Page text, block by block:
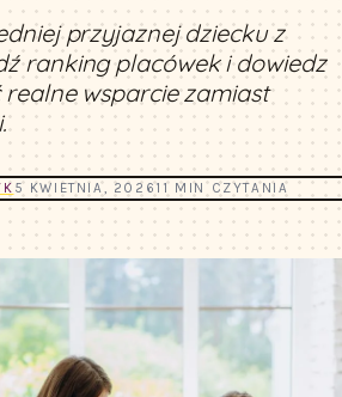
przyjaznej dziecku z
ranking placówek i dowiedz
wsparcie zamiast
5 KWIETNIA, 202611 MIN CZYTANIA